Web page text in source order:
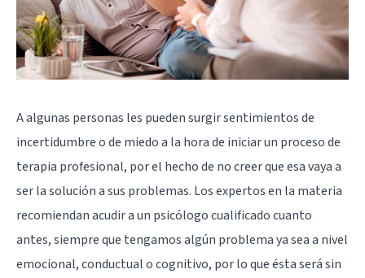
A algunas personas les pueden surgir sentimientos de
incertidumbre o de miedo a la hora de iniciar un proceso de
terapia profesional, por el hecho de no creer que esa vaya a
ser la solución a sus problemas. Los expertos en la materia
recomiendanacudir a un psicólogo cualificadocuanto
antes, siempre que tengamos algún problema ya sea a nivel
emocional, conductual o cognitivo, por lo que ésta será sin